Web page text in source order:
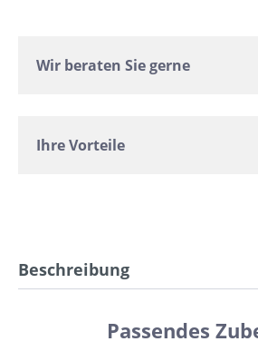
Wir beraten Sie gerne
Ihre Vorteile
Beschreibung
Passendes